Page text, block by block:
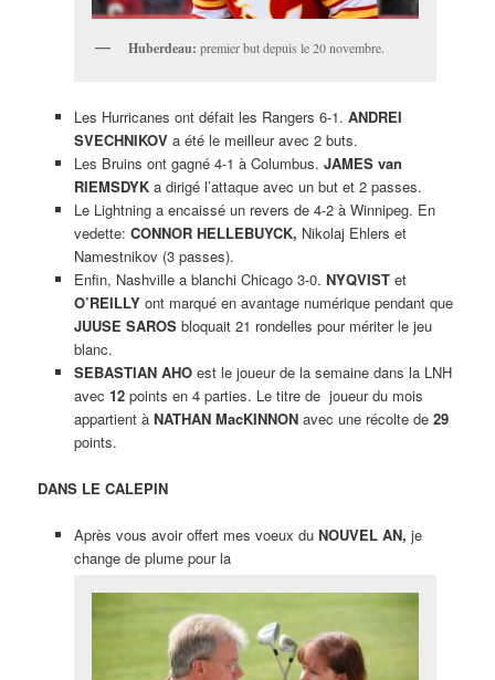
Huberdeau: premier but depuis le 20 novembre.
Les Hurricanes ont défait les Rangers 6-1. ANDREI
SVECHNIKOVa été le meilleur avec 2 buts.
Les Bruins ont gagné 4-1 à Columbus. JAMES van
RIEMSDYKa dirigé l’attaque avec un but et 2 passes.
Le Lightning a encaissé un revers de 4-2 à Winnipeg. En
vedette: CONNOR HELLEBUYCK, Nikolaj Ehlers et
Namestnikov (3 passes).
Enfin, Nashville a blanchi Chicago 3-0. NYQVISTet
O’REILLYont marqué en avantage numérique pendant que
JUUSE SAROSbloquait 21 rondelles pour mériter le jeu
blanc.
SEBASTIAN AHOest le joueur de la semaine dans la LNH
avec 12points en 4 parties. Le titre de joueur du mois
appartient à NATHAN MacKINNONavec une récolte de 29
points.
DANS LE CALEPIN
Après vous avoir offert mes voeux du NOUVEL AN, je
change de plume pour la